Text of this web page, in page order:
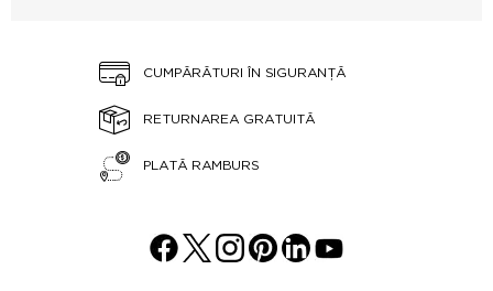
CUMPĂRĂTURI ÎN SIGURANȚĂ
RETURNAREA GRATUITĂ
PLATĂ RAMBURS